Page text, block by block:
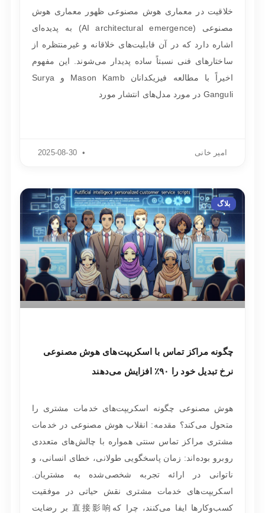
خلاقیت در معماری هوش مصنوعی ظهور معماری هوش
مصنوعی (AI architectural emergence) به پدیده‌ای
اشاره دارد که در آن قابلیت‌های خلاقانه و غیرمنتظره از
ساختارهای فنی نسبتاً ساده پدیدار می‌شوند. این مفهوم
اخیراً با مطالعه فیزیکدانان Mason Kamb و Surya
Ganguli در مورد مدل‌های انتشار مورد
امیر خانی
بلاگ
چگونه مراکز تماس با اسکریپت‌های هوش مصنوعی
نرخ تبدیل خود را ۹۰٪ افزایش می‌دهند
هوش مصنوعی چگونه اسکریپت‌های خدمات مشتری را
متحول می‌کند؟ مقدمه: انقلاب هوش مصنوعی در خدمات
مشتری مراکز تماس سنتی همواره با چالش‌های متعددی
روبرو بوده‌اند: زمان پاسخگویی طولانی، خطای انسانی، و
ناتوانی در ارائه تجربه شخصی‌شده به مشتریان.
اسکریپت‌های خدمات مشتری نقش حیاتی در موفقیت
کسب‌وکارها ایفا می‌کنند، چرا که直接影响 بر رضایت